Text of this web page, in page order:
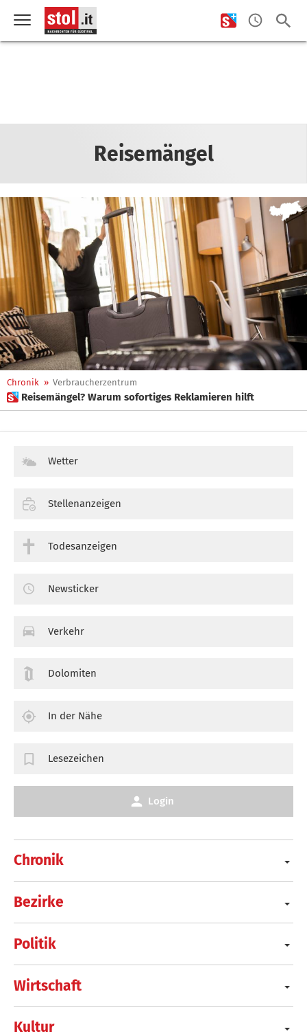
Reisemängel
Chronik » Verbraucherzentrum
 Reisemängel? Warum sofortiges Reklamieren hilft
Chronik
Bezirke
Politik
Wirtschaft
Kultur
Wetter
Stellenanzeigen
Todesanzeigen
Newsticker
Verkehr
Dolomiten
In der Nähe
Lesezeichen
Login